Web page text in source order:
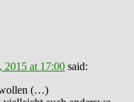
2015 at 17:00 said:
wollen (…)